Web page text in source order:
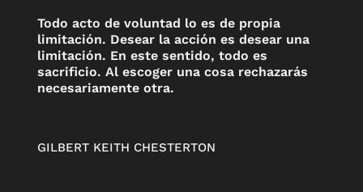
Todo acto de voluntad lo es de propia
limitación. Desear la acción es desear una
limitación. En este sentido, todo es
sacrificio. Al escoger una cosa rechazarás
necesariamente otra.
GILBERT KEITH CHESTERTON